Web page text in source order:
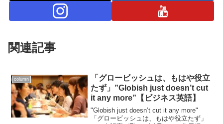
関連記事
column
「グロービッシュは、もはや役立
たず」”Globish just doesn’t cut
it any more”【ビジネス英語】
"Globish just doesn’t cut it any more"
「グロービッシュは、もはや役立たず」